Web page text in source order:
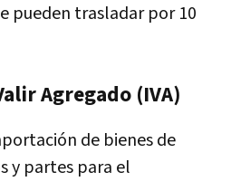
pueden trasladar por 10
Agregado (IVA)
de bienes de
y partes para el